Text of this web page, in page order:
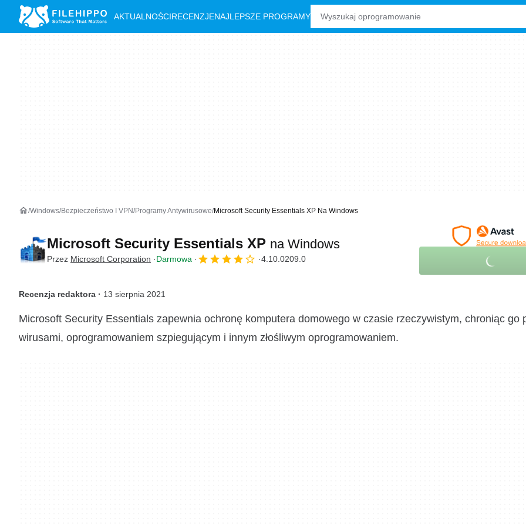
AKTUALNOŚCIRECENZJENAJLEPSZE PROGRAMY
Windows Bezpieczeństwo I VPN Programy Antywirusowe Microsoft Security Essentials XP Na Windows
Microsoft Security Essentials XP na Windows
Przez Microsoft Corporation Darmowa 4.10.0209.0
Recenzja redaktora · 13 sierpnia 2021
Microsoft Security Essentials zapewnia ochronę komputera domowego w czasie rzeczywistym, chroniąc go
wirusami, oprogramowaniem szpiegującym i innym złośliwym oprogramowaniem.